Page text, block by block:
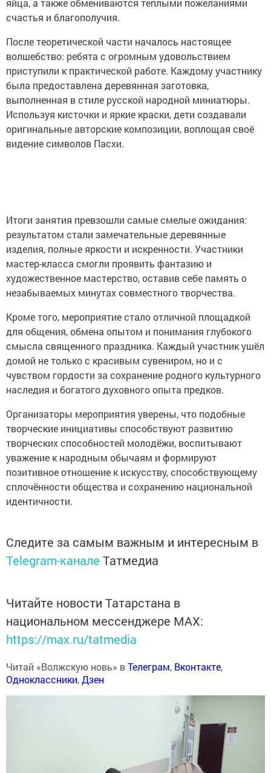
яйца, а также обмениваются теплыми пожеланиями
счастья и благополучия.
После теоретической части началось настоящее
волшебство: ребята с огромным удовольствием
приступили к практической работе. Каждому участнику
была предоставлена деревянная заготовка,
выполненная в стиле русской народной миниатюры.
Используя кисточки и яркие краски, дети создавали
оригинальные авторские композиции, воплощая своё
видение символов Пасхи.
Итоги занятия превзошли самые смелые ожидания:
результатом стали замечательные деревянные
изделия, полные яркости и искренности. Участники
мастер-класса смогли проявить фантазию и
художественное мастерство, оставив себе память о
незабываемых минутах совместного творчества.
Кроме того, мероприятие стало отличной площадкой
для общения, обмена опытом и понимания глубокого
смысла священного праздника. Каждый участник ушёл
домой не только с красивым сувениром, но и с
чувством гордости за сохранение родного культурного
наследия и богатого духовного опыта предков.
Организаторы мероприятия уверены, что подобные
творческие инициативы способствуют развитию
творческих способностей молодёжи, воспитывают
уважение к народным обычаям и формируют
позитивное отношение к искусству, способствующему
сплочённости общества и сохранению национальной
идентичности.
Следите за самым важным и интересным в
Telegram-канале Татмедиа
Читайте новости Татарстана в
национальном мессенджере MАХ:
https://max.ru/tatmedia
Читай «Волжскую новь» вТелеграм, Вконтакте,
Одноклассники,Дзен